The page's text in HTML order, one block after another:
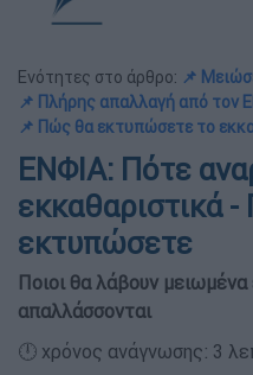
Ενότητες στο άρθρο: 📌
📌 Πλήρης απαλλαγή από τον
📌 Πώς θα εκτυπώσετε το
ΕΝΦΙΑ: Πότε
εκκαθαριστικά
εκτυπώσετε
Ποιοι θα λάβουν μειωμένα
απαλλάσσονται
🕛 χρόνος ανάγνωσης: 3